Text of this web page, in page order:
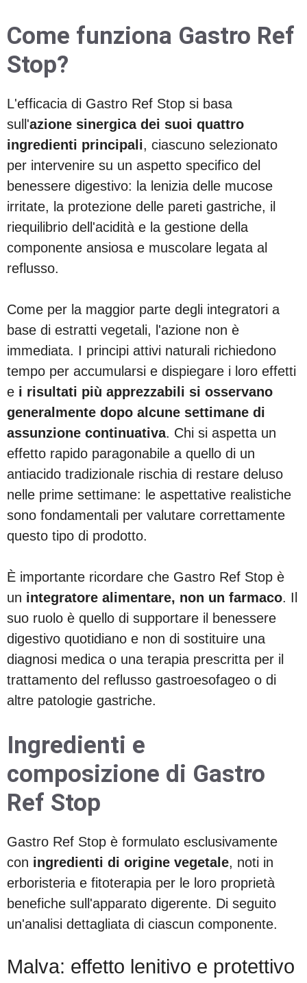
Come funziona Gastro Ref
Stop?
L'efficacia di Gastro Ref Stop si basa
sull'azione sinergica dei suoi quattro
ingredienti principali, ciascuno selezionato
per intervenire su un aspetto specifico del
benessere digestivo: la lenizia delle mucose
irritate, la protezione delle pareti gastriche, il
riequilibrio dell'acidità e la gestione della
componente ansiosa e muscolare legata al
reflusso.
Come per la maggior parte degli integratori a
base di estratti vegetali, l'azione non è
immediata. I principi attivi naturali richiedono
tempo per accumularsi e dispiegare i loro effetti
e i risultati più apprezzabili si osservano
generalmente dopo alcune settimane di
assunzione continuativa. Chi si aspetta un
effetto rapido paragonabile a quello di un
antiacido tradizionale rischia di restare deluso
nelle prime settimane: le aspettative realistiche
sono fondamentali per valutare correttamente
questo tipo di prodotto.
È importante ricordare che Gastro Ref Stop è
un integratore alimentare, non un farmaco. Il
suo ruolo è quello di supportare il benessere
digestivo quotidiano e non di sostituire una
diagnosi medica o una terapia prescritta per il
trattamento del reflusso gastroesofageo o di
altre patologie gastriche.
Ingredienti e
composizione di Gastro
Ref Stop
Gastro Ref Stop è formulato esclusivamente
con ingredienti di origine vegetale, noti in
erboristeria e fitoterapia per le loro proprietà
benefiche sull'apparato digerente. Di seguito
un'analisi dettagliata di ciascun componente.
Malva: effetto lenitivo e protettivo